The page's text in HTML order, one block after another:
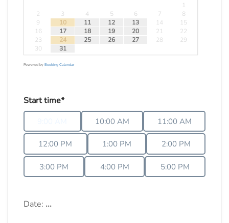
1
2
3 4 5 6 7
8
9
·
10 11 12 13 14
15
16
17 18 19 20 21
22
23
·
24 25 26 27 28
29
30
31
Powered by Booking Calendar
Start time*
10:00 AM 11:00 AM
12:00 PM 1:00 PM 2:00 PM
3:00 PM 4:00 PM 5:00 PM
Date: ...